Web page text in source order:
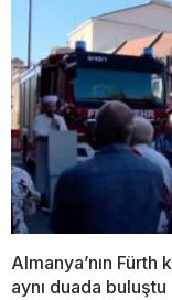
Almanya’nın
aynı duada buluştu